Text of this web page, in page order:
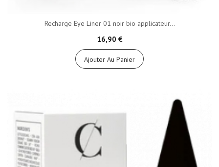
Recharge Eye Liner 01 noir bio applicateur...
16,90 €
Ajouter Au Panier